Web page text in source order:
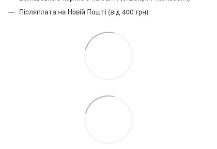
Післяплата на Новій Пошті (від 400 грн)